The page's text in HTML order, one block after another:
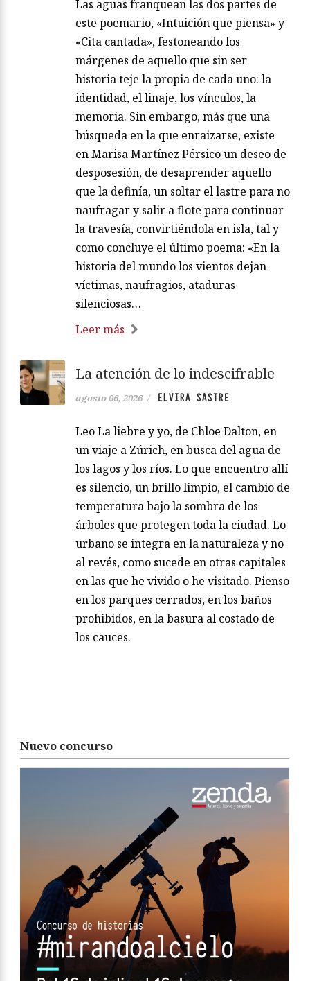
Las aguas franquean las dos partes de
este poemario, «Intuición que piensa» y
«Cita cantada», festoneando los
márgenes de aquello que sin ser
historia teje la propia de cada uno: la
identidad, el linaje, los vínculos, la
memoria. Sin embargo, más que una
búsqueda en la que enraizarse, existe
en Marisa Martínez Pérsico un deseo de
desposesión, de desaprender aquello
que la definía, un soltar el lastre para no
naufragar y salir a flote para continuar
la travesía, convirtiéndola en isla, tal y
como concluye el último poema: «En la
historia del mundo los vientos dejan
víctimas, naufragios, ataduras
silenciosas…
Leer más
La atención de lo indescifrable
agosto 06, 2026 / ELVIRA SASTRE
Leo La liebre y yo, de Chloe Dalton, en
un viaje a Zúrich, en busca del agua de
los lagos y los ríos. Lo que encuentro allí
es silencio, un brillo limpio, el cambio de
temperatura bajo la sombra de los
árboles que protegen toda la ciudad. Lo
urbano se integra en la naturaleza y no
al revés, como sucede en otras capitales
en las que he vivido o he visitado. Pienso
en los parques cerrados, en los baños
prohibidos, en la basura al costado de
los cauces.
Nuevo concurso